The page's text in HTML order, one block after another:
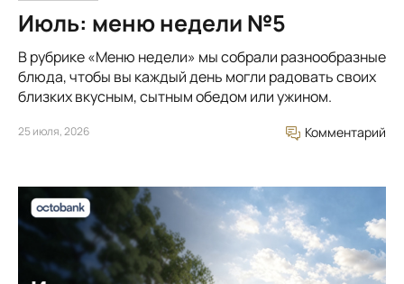
Июль: меню недели №5
В рубрике «Меню недели» мы собрали разнообразные
блюда, чтобы вы каждый день могли радовать своих
близких вкусным, сытным обедом или ужином.
25 июля, 2026 Комментарий